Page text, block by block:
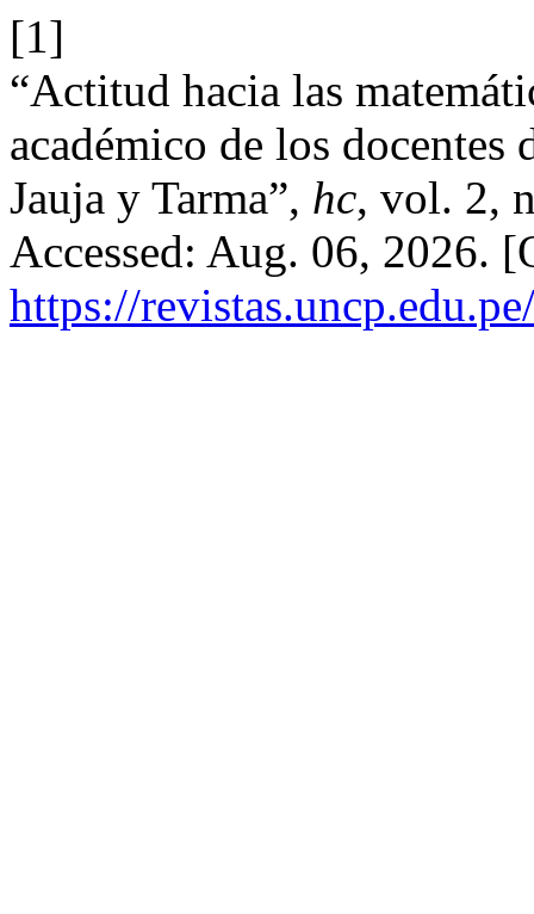
[1]
“Actitud hacia las
académico de los
Jauja y Tarma”, hc, vol. 2,
Accessed: Aug. 06, 2026.
https://